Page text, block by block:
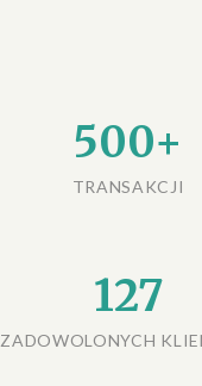
500+
TRANSAKCJI
127
ZADOWOLONYCH